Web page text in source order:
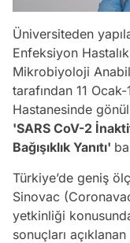
Üniversiteden
Enfeksiyon
Mikrobiyoloji
tarafından 11
Hastanesinde
'SARS CoV-2
Bağışıklık Yanıtı'
Türkiye’de geniş
Sinovac
yetkinliği
sonuçları